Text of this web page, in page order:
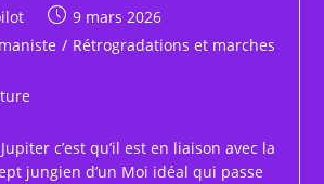
Publication
publiée :
9 mars 2026
/ Rétrogradations et marches
c’est qu’il est en liaison avec la
jungien d’un Moi idéal qui passe